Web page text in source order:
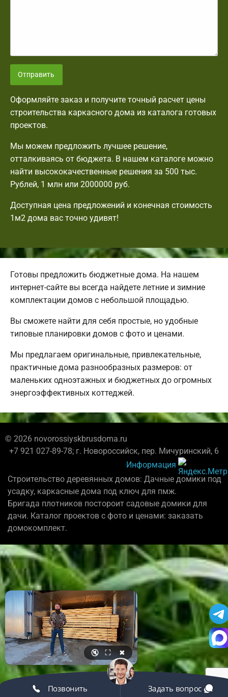
Отправить
Оформляйте заказ и получите точный расчет цены
строительства каркасного дома из каталога готовых
проектов.
Мы можем предложить лучшее решение,
отталкиваясь от бюджета. В нашем каталоге можно
найти высококачественные решения за 500 тыс.
Рублей, 1 млн или 2000000 руб.
Доступная цена предложений и конечная стоимость
1м2 дома вас точно удивят!
Готовы предложить бюджетные дома. На нашем
интернет-сайте вы всегда найдете летние и зимние
комплектации домов с небольшой площадью.
Вы сможете найти для себя простые, но удобные
типовые планировки домов с фото и ценами.
Мы предлагаем оригинальные, привлекательные,
практичные дома разнообразных размеров: от
маленьких одноэтажных и бюджетных до огромных
энергоэффективных коттеджей.
© 2026 novorossiyskbrusdoma.ru
+7 921 027-89-78; г. Новороссийск, пер. Мичуринский, 6
Информация
Строительство деревянных домов: Дачные домики под
усадку, каркасные дома под ключ для пмж.
Бригада плотников постороит садовые домики для
дачи. Каталог проектов с фото и ценами: заказать
домокомплект.
🔇 ⛶ ✖
Позвонить Задать вопрос